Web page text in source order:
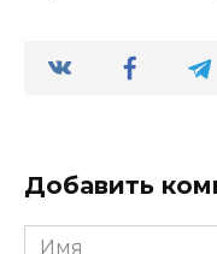
Добавить
Имя